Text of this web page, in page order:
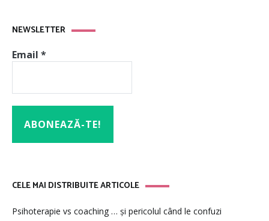
NEWSLETTER
Email *
CELE MAI DISTRIBUITE ARTICOLE
Psihoterapie vs coaching … și pericolul când le confuzi